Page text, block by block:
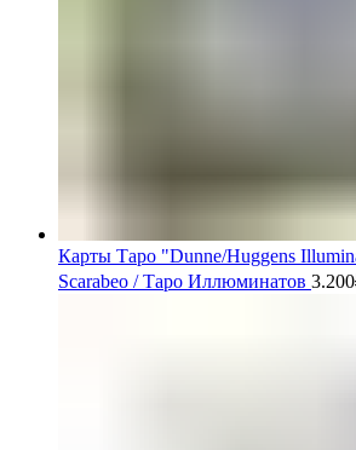
Карты Таро "Dunne/Huggens
Scarabeo / Таро Иллюминатов 3.200